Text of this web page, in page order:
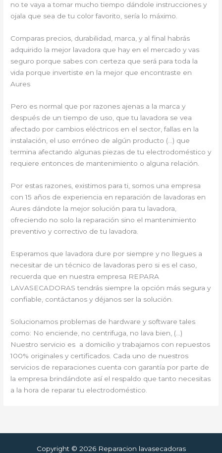
no te vaya a tomar mucho tiempo dándole instrucciones y
ojala que sea de tu color favorito, sería lo máximo.
Comparas precios, durabilidad, marca, y al final habrás
adquirido la mejor lavadora que hay en el mercado y vas
seguro porque sabes con certeza que será para toda la
vida porque invertiste en la mejor que encontraste en
Aures
Pero es normal que por razones ajenas a la marca y
después de un tiempo de uso, que tu lavadora se vea
afectado por cambios eléctricos en el sector, fallas en la
instalación, el uso erróneo de algún producto (…) que
termina afectando algunas piezas de tu electrodoméstico y
requiere entonces de mantenimiento o alguna relación.
Por estas razones, existimos para ti, somos una empresa
con 15 años de experiencia en reparación de lavadoras en
Aures dándote la mejor solución para tu lavadora,
ofreciendo no solo la reparación sino el mantenimiento
preventivo y correctivo de tu lavadora.
Esperamos que lavadora dure por siempre y no llegues a
necesitar de un técnico de lavadoras pero si es el caso,
recuerda que en nuestra empresa REPARA
LAVASECADORAS tendrás siempre la opción más segura y
confiable, contáctanos y déjanos ser la solución.
Solucionamos problemas de hardware y software tales
como: No enciende, no centrifuga, no lava bien, (…)
Nuestro servicio es a domicilio y trabajamos con repuestos
100% originales y certificados. Cada uno de nuestros
servicios de reparaciones cuenta con garantía por parte de
la empresa brindándote así el respaldo que tanto necesitas
a la hora de reparar tu electrodoméstico.
Copyright © 2026 Reparacion lavasecadoras